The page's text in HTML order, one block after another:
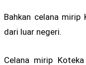
Bahkan celana
dari luar negeri.
Celana mirip